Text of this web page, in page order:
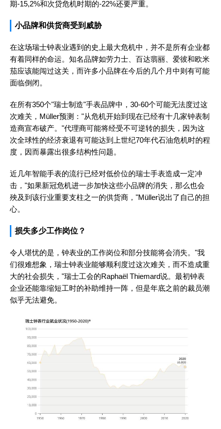
期-15,2%和次贷危机时期的-22%还要严重。
小品牌和供货商受到威胁
在这场瑞士钟表业遇到的史上最大危机中，并不是所有企业都
有着同样的命运。知名品牌如劳力士、百达翡丽、爱彼和欧米
茄应该能闯过这关，而许多小品牌在今后的几个月中则有可能
面临倒闭。
在所有350个"瑞士制造"手表品牌中，30-60个可能无法度过这
次难关，Müller预测："从危机开始到现在已经有十几家钟表制
造商宣布破产。"代理商可能将经受不可逆转的损失，因为这
次全球性的经济衰退有可能达到上世纪70年代石油危机时的程
度，因而暴露出很多结构性问题。
近几年智能手表的流行已经对低价位的瑞士手表造成一定冲
击，"如果新冠危机进一步加快这些小品牌的消失，那么也会
殃及到该行业重要支柱之一的供货商，"Müller说出了自己的担
心。
损失多少工作岗位？
令人堪忧的是，钟表业的工作岗位和部分技能将会消失。"我
们很难想象，瑞士钟表业能够顺利度过这次难关，而不造成重
大的社会损失，"瑞士工会的Raphaël Thiemard说。最初钟表
企业还能靠缩短工时的补助维持一阵，但是年底之前的裁员潮
似乎无法避免。